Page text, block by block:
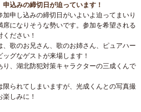
申込みの締切日が迫っています！
申し込みの締切日がいよいよ迫ってまいり
席になりそうな勢いです。参加を希望される
ださい！
、歌のお兄さん、歌のお姉さん、ピュアハー
グなゲストが来場します！
、湖北防犯対策キャラクターの三成くんで
られてしまいますが、光成くんとの写真撮
しみに！